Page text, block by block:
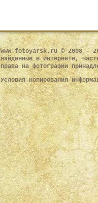
www.fotoyarsk.ru © 2008 -
найденные в интернете,
права на фотографии
Условия копирования